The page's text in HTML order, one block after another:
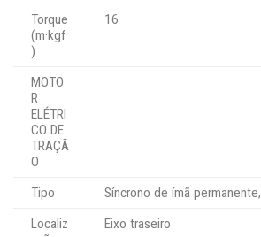
Torque
(m·kgf
)
16
MOTO
R
ELÉTRI
CO DE
TRAÇÃ
O
Tipo
Síncrono de ímã permanente,
Localiz
Eixo traseiro